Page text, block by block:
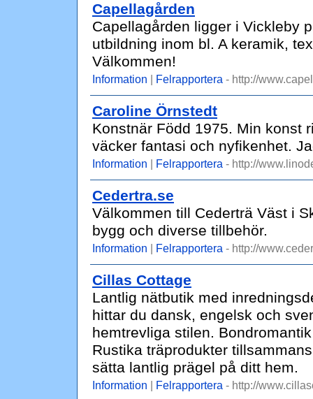
Capellagården
Capellagården ligger i Vickleby
utbildning inom bl. A keramik,
Välkommen!
Information | Felrapportera - http://
Caroline Örnstedt
Konstnär Född 1975. Min konst
väcker fantasi och nyfikenhet.
Information | Felrapportera - http://
Cedertra.se
Välkommen till Cederträ Väst i
bygg och diverse tillbehör.
Information | Felrapportera - http://
Cillas Cottage
Lantlig nätbutik med
hittar du dansk, engelsk och
hemtrevliga stilen.
Rustika träprodukter
sätta lantlig prägel på ditt hem.
Information | Felrapportera - http://